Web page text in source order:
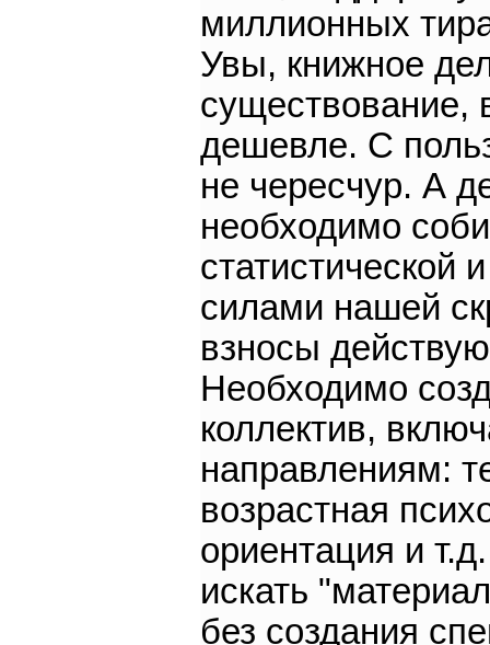
миллионных
Увы, книжное
существование,
дешевле. С
не чересчур. А
необходимо
статистической
силами нашей
взносы
Необходимо
коллектив,
направлениям:
возрастная
ориентация и
искать
без создания